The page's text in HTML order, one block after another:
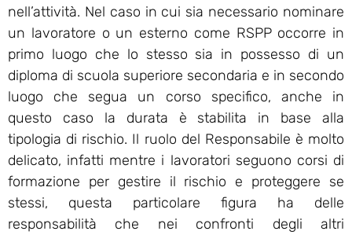
nell’attività. Nel caso in cui sia necessario nominare
un lavoratore o un esterno come RSPP occorre in
primo luogo che lo stesso sia in possesso di un
diploma di scuola superiore secondaria e in secondo
luogo che segua un corso specifico, anche in
questo caso la durata è stabilita in base alla
tipologia di rischio. Il ruolo del Responsabile è molto
delicato, infatti mentre i lavoratori seguono corsi di
formazione per gestire il rischio e proteggere se
stessi, questa particolare figura ha delle
responsabilità che nei confronti degli altri